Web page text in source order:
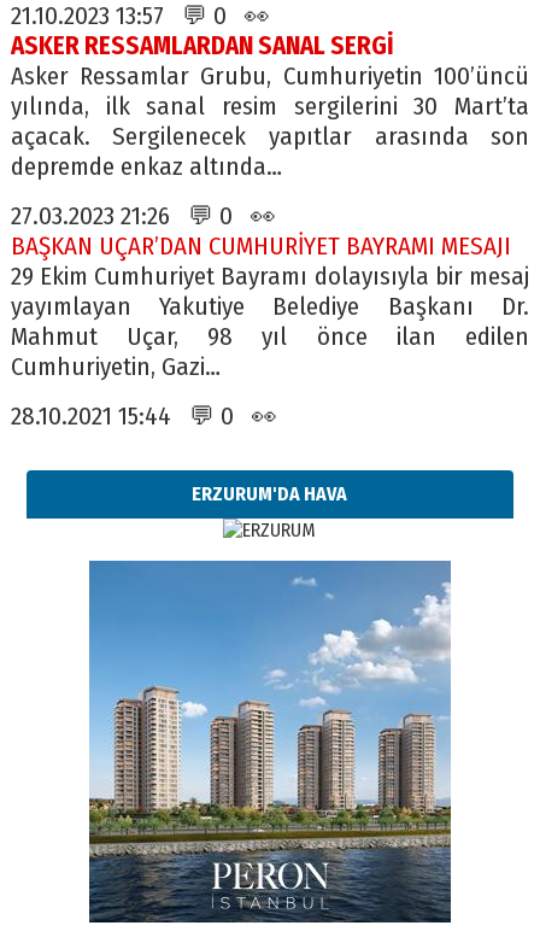
21.10.2023 13:57 💬 0 👀
ASKER RESSAMLARDAN SANAL SERGİ
Asker Ressamlar Grubu, Cumhuriyetin 100’üncü
yılında, ilk sanal resim sergilerini 30 Mart’ta
açacak. Sergilenecek yapıtlar arasında son
depremde enkaz altında…
27.03.2023 21:26 💬 0 👀
BAŞKAN UÇAR’DAN CUMHURİYET BAYRAMI MESAJI
29 Ekim Cumhuriyet Bayramı dolayısıyla bir mesaj
yayımlayan Yakutiye Belediye Başkanı Dr.
Mahmut Uçar, 98 yıl önce ilan edilen
Cumhuriyetin, Gazi…
28.10.2021 15:44 💬 0 👀
ERZURUM'DA HAVA